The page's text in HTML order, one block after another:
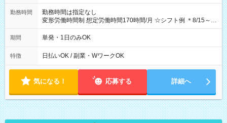
勤務時間
勤務時間は指定なし
変形労働時間制 想定労働時間170時間/月 ☆シフト例 ＊8/15～
10/26 全日共通 08：00～12：00 17：00～21：00 ＊8/31
～9/19のみ下記シフトもあります！ 12：00～16：00 ＊9/6～
00
期間 単発・1日のみOK
特徴 日払いOK / 副業・WワークOK
気になる！ 応募する 詳細へ